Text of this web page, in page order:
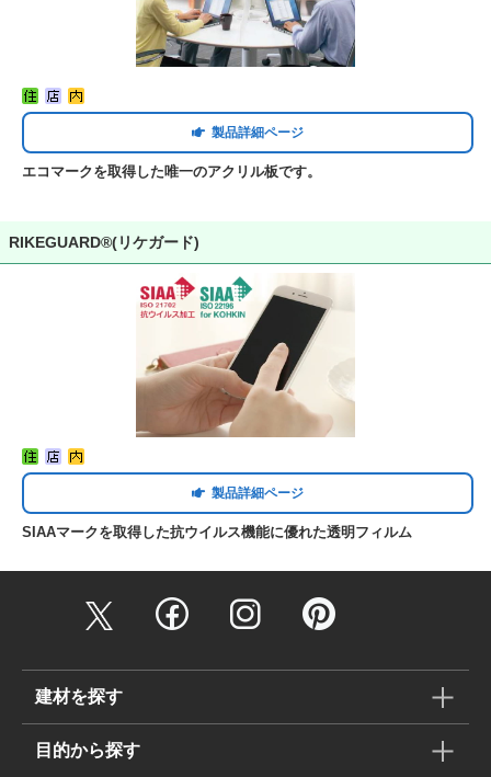
製品詳細ページ
エコマークを取得した唯一のアクリル板です。
RIKEGUARD®(リケガード)
製品詳細ページ
SIAAマークを取得した抗ウイルス機能に優れた透明フィルム
建材を探す
目的から探す